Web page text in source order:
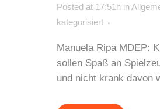
Posted at 17:51h in
kategorisiert
Manuela Ripa MDEP:
sollen Spaß an
und nicht krank davon